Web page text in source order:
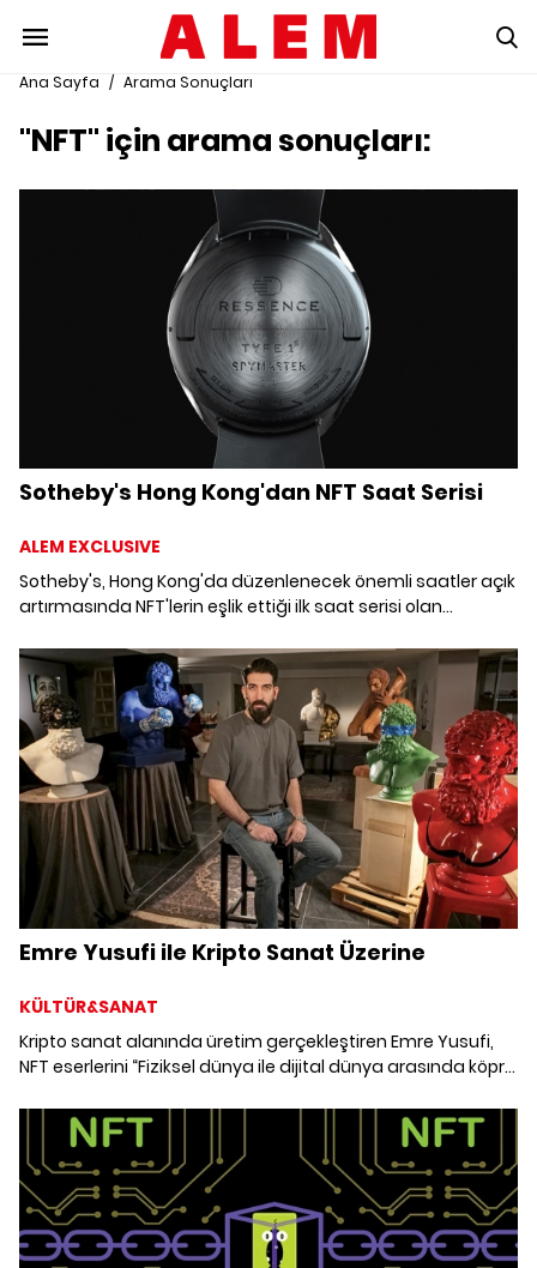
Ana Sayfa / Arama Sonuçları
"NFT" için arama sonuçları:
Sotheby's Hong Kong'dan NFT Saat Serisi
ALEM EXCLUSIVE
Sotheby's, Hong Kong'da düzenlenecek önemli saatler açık
artırmasında NFT'lerin eşlik ettiği ilk saat serisi olan
Emre Yusufi ile Kripto Sanat Üzerine
KÜLTÜR&SANAT
Kripto sanat alanında üretim gerçekleştiren Emre Yusufi,
NFT eserlerini “Fiziksel dünya ile dijital dünya arasında köprü
Yusufi'ye kripto sanatla ilgili merak ettiklerimizi sorduk.